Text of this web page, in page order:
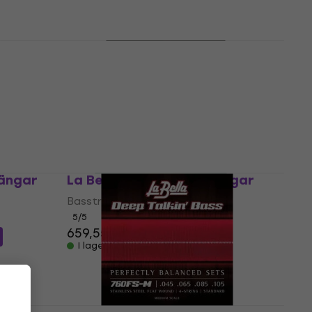
La Bella 760FS-S Bassträngar
La Bella 767-6F Bassträngar
Bassträngar
5/5
659,55 kr
I lager för E-shop